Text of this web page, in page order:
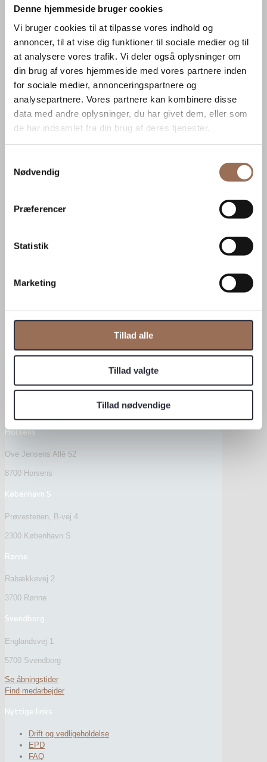
Denne hjemmeside bruger cookies
Vi bruger cookies til at tilpasse vores indhold og
annoncer, til at vise dig funktioner til sociale medier og til
at analysere vores trafik. Vi deler også oplysninger om
din brug af vores hjemmeside med vores partnere inden
for sociale medier, annonceringspartnere og
analysepartnere. Vores partnere kan kombinere disse
data med andre oplysninger, du har givet dem, eller som
de har indsamlet fra din brug af deres tjenester.
Nødvendig
Præferencer
Statistik
Marketing
Tillad alle
Tillad valgte
Tillad nødvendige
ROUND DEKORATIONSFAD CARRARA
DKK 2.750,00
Tilføj til kurv
Afdelinger
8960 Randers SØ
Havnegade 4, st.
Horsens
Ove Jensens Allé 52
8700 Horsens
København S
Prøvestenen, B-vej 4
2300 København S
Rønne
Rabækkevej 2
3700 Rønne
Svendborg
Englandsvej 1
5700 Svendborg
Se åbningstider
Find medarbejder
Nyttige links
Drift og vedligeholdelse
EPD
FAQ